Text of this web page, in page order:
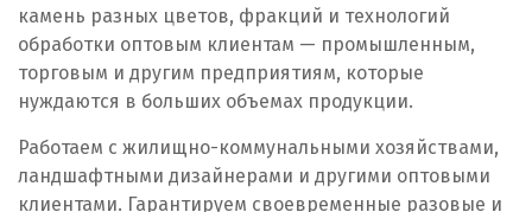
Новокузнецк
Новороссийск
Новоуральск
камень разных цветов, фракций и технологий
обработки оптовым клиентам — промышленным,
торговым и другим предприятиям, которые
нуждаются в больших объемах продукции.
Работаем с жилищно-коммунальными хозяйствами,
ландшафтными дизайнерами и другими оптовыми
клиентами. Гарантируем своевременные разовые и